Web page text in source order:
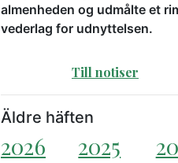
almenheden og udmålte et
vederlag for udnyttelsen.
Till notiser
Äldre häften
2026 2025